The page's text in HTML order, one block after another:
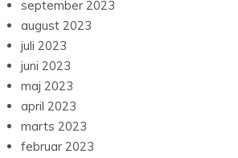
september 2023
august 2023
juli 2023
juni 2023
maj 2023
april 2023
marts 2023
februar 2023